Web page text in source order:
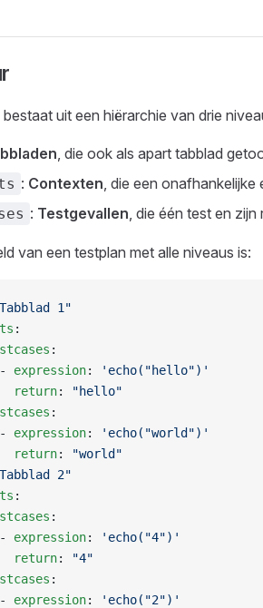
uit een hiërarchie van drie
, die ook als apart tabblad
: Contexten, die een
: Testgevallen, die één test en
van een testplan met alle niveaus is:
1"
:
:
expression:
'echo("hello")'
return
:
"hello"
:
expression:
'echo("world")'
return
:
"world"
2"
:
:
expression:
'echo("4")'
return
:
"4"
:
expression:
'echo("2")'